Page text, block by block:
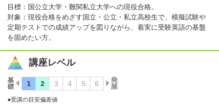
目標：国公立大学・難関私立大学への現役合格。
対象：現役合格をめざす国立・公立・私立高校生で、模擬試験や
定期テストでの成績アップを図りながら、着実に受験英語の基盤
を固めたい方。
講座レベル
●受講の目安偏差値